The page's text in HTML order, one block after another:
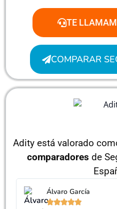
TE
COMPARAR
Adity está valorado
comparadores de
Álvaro García
